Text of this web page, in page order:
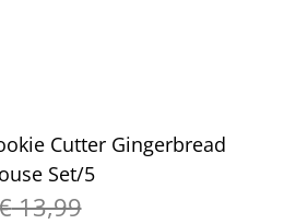
Cutter Gingerbread
Set/5
13,99